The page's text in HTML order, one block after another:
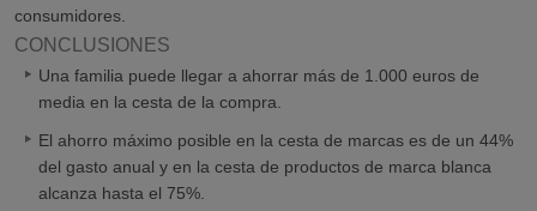
consumidores.
CONCLUSIONES
Una familia puede llegar a ahorrar más de 1.000 euros de
media en la cesta de la compra.
El ahorro máximo posible en la cesta de marcas es de un 44%
del gasto anual y en la cesta de productos de marca blanca
alcanza hasta el 75%.